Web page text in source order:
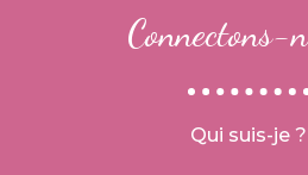
Connectons-
Qui suis-je ?